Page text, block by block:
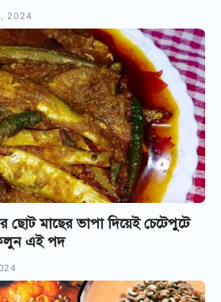
2024
ছোট মাছের ভাপা দিয়েই চেটেপুটে
এই পদ